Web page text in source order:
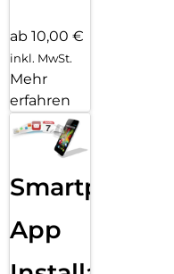
ab 10,00 €
inkl. MwSt.
Mehr
erfahren
Smartphone
App